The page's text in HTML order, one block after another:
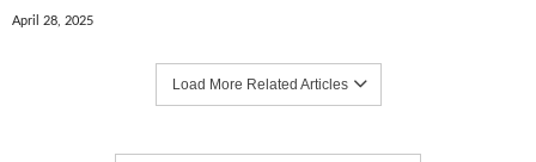
April 28, 2025
Load More Related Articles